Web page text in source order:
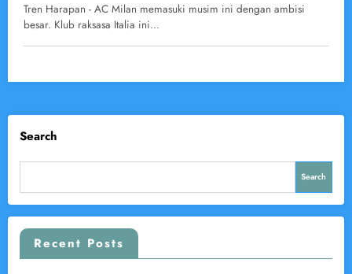
Tren Harapan - AC Milan memasuki musim ini dengan ambisi
besar. Klub raksasa Italia ini…
Search
Search
Recent Posts